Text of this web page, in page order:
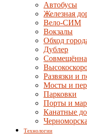
Автобусы
Железная
Вело-СИМ
Вокзалы
Обход
Дублер
Развязки и
Мосты и
Парковки
Порты и
Канатные
Технологии